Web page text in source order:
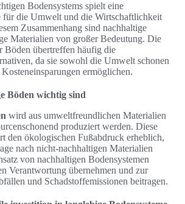
Bodensystems spielt eine
für die Umwelt und die Wirtschaftlichkeit
Zusammenhang sind nachhaltige
Materialien von großer Bedeutung. Die
Böden übertreffen häufig die
da sie sowohl die Umwelt schonen
ermöglichen.
Böden wichtig sind
wird aus umweltfreundlichen Materialien
produziert werden. Diese
den ökologischen Fußabdruck erheblich,
nach nicht-nachhaltigen Materialien
von nachhaltigen Bodensystemen
Verantwortung übernehmen und zur
und Schadstoffemissionen beitragen.